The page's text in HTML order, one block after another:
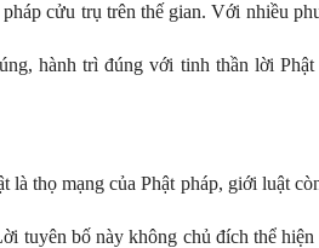
cửu trụ trên thế gian. Với nhiều
hành trì đúng với tinh thần lời Phật
là thọ mạng của Phật pháp, giới luật
tuyên bố này không chủ đích thể